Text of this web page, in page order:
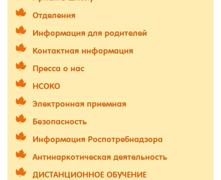
Отделения
Информация для родителей
Контактная информация
Пресса о нас
НСОКО
Электронная приемная
Безопасность
Информация Роспотребнадзора
Антинаркотическая деятельность
ДИСТАНЦИОННОЕ ОБУЧЕНИЕ